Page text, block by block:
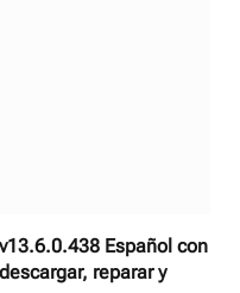
Español con
reparar y